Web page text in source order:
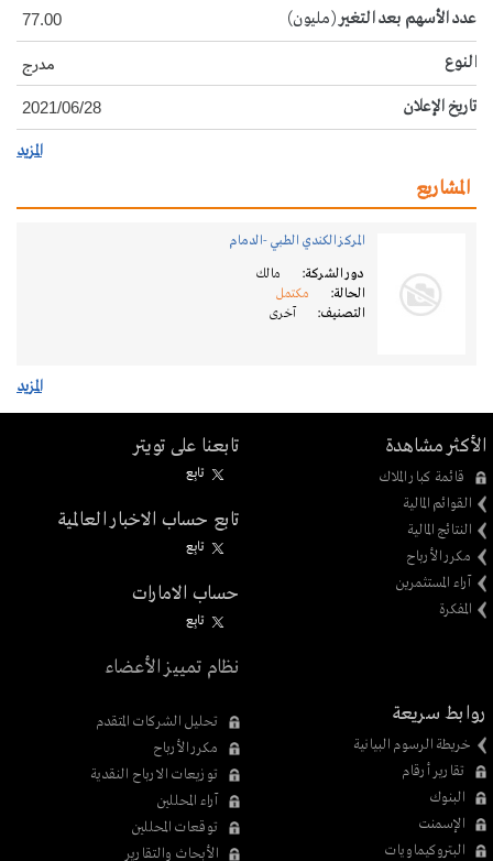
عدد الأسهم بعد التغير(مليون) 77.00
النوع مدرج
تاريخ الإعلان 2021/06/28
المزيد
المشاريع
المركز الكندي الطبي -الدمام
دور الشركة:
مالك
الحالة:
مكتمل
التصنيف:
آخرى
المزيد
الأكثر مشاهدة
قائمة كبار الملاك
القوائم المالية
النتائج المالية
مكرر الأرباح
آراء المستثمرين
المفكرة
تابعنا على تويتر
تابِع
تابع حساب الاخبار العالمية
تابِع
حساب الامارات
تابِع
نظام تمييز الأعضاء
روابط سريعة
خريطة الرسوم البيانية
تقارير أرقام
البنوك
الإسمنت
البتروكيماويات
تحليل الشركات المتقدم
مكرر الأرباح
توزيعات الارباح النقدية
آراء المحللين
توقعات المحللين
الأبحاث والتقارير